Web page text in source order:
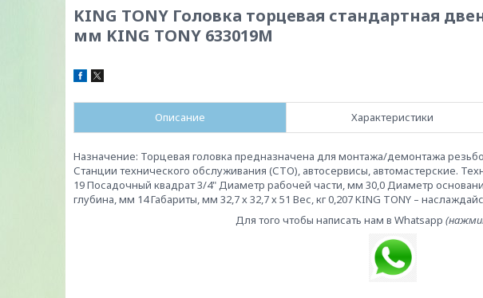
KING TONY Головка торцевая стандартная
мм KING TONY 633019M
Описание Характеристики
Назначение: Торцевая головка предназначена для монтажа/демонтажа
Станции технического обслуживания (СТО), автосервисы, автомастерские.
19 Посадочный квадрат 3/4" Диаметр рабочей части, мм 30,0 Диаметр
глубина, мм 14 Габариты, мм 32,7 х 32,7 х 51 Вес, кг 0,207 KING TONY –
Для того чтобы написать нам в Whatsapp